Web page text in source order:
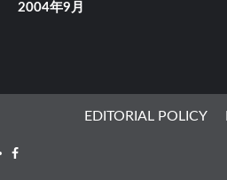
2004年9月
EDITORIAL POLICY
Facebook